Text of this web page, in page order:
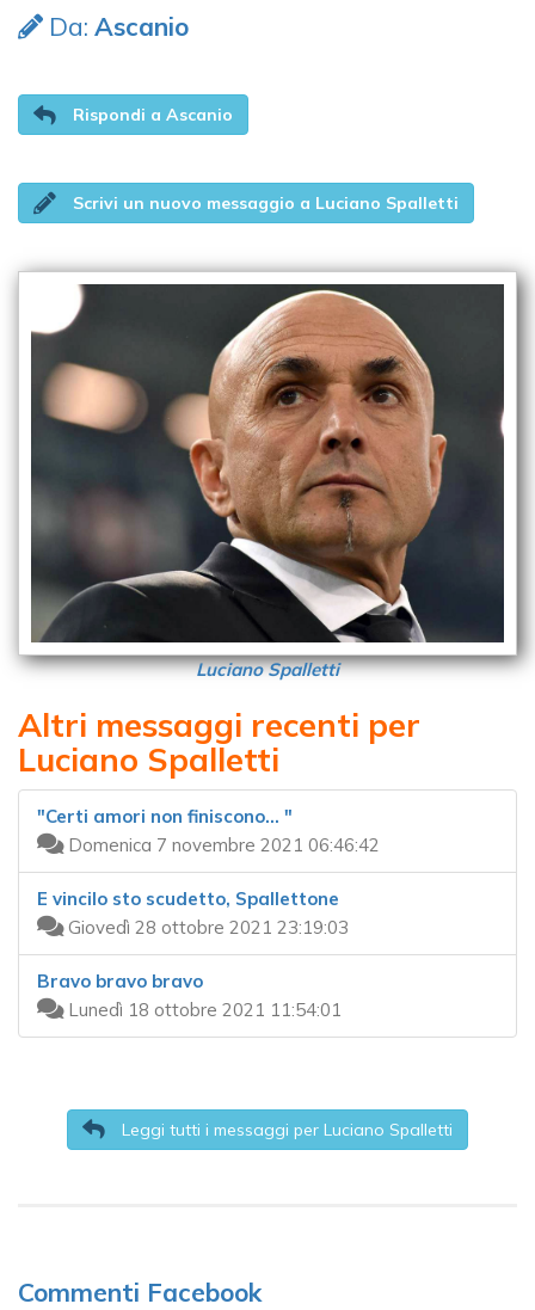
Da: Ascanio
Rispondi a Ascanio
Scrivi un nuovo messaggio a Luciano Spalletti
Luciano Spalletti
Altri messaggi recenti per
Luciano Spalletti
"Certi amori non finiscono... "
Domenica 7 novembre 2021 06:46:42
E vincilo sto scudetto, Spallettone
Giovedì 28 ottobre 2021 23:19:03
Bravo bravo bravo
Lunedì 18 ottobre 2021 11:54:01
Leggi tutti i messaggi per Luciano Spalletti
Commenti Facebook